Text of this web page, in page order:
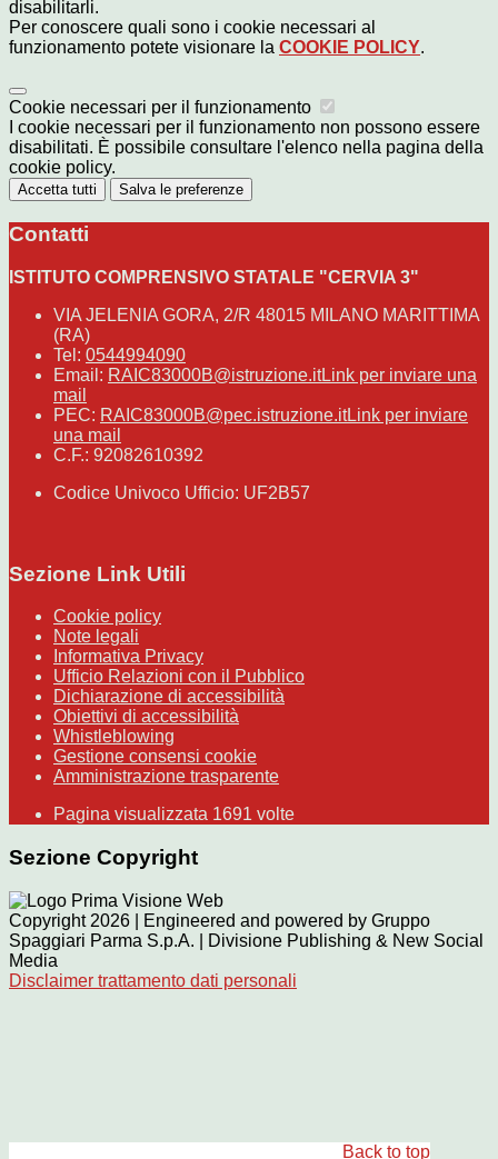
disabilitarli.
Per conoscere quali sono i cookie necessari al
funzionamento potete visionare la COOKIE POLICY.
Cookie necessari per il funzionamento
I cookie necessari per il funzionamento non possono essere
disabilitati. È possibile consultare l'elenco nella pagina della
cookie policy.
Accetta tutti Salva le preferenze
Contatti
ISTITUTO COMPRENSIVO STATALE "CERVIA 3"
VIA JELENIA GORA, 2/R 48015 MILANO MARITTIMA
(RA)
Tel: 0544994090
Email: RAIC83000B@istruzione.itLink per inviare una
mail
PEC: RAIC83000B@pec.istruzione.itLink per inviare
una mail
C.F.: 92082610392
Codice Univoco Ufficio: UF2B57
Sezione Link Utili
Cookie policy
Note legali
Informativa Privacy
Ufficio Relazioni con il Pubblico
Dichiarazione di accessibilità
Obiettivi di accessibilità
Whistleblowing
Gestione consensi cookie
Amministrazione trasparente
Pagina visualizzata 1691 volte
Sezione Copyright
Copyright 2026 | Engineered and powered by Gruppo
Spaggiari Parma S.p.A. | Divisione Publishing & New Social
Media
Disclaimer trattamento dati personali
Back to top